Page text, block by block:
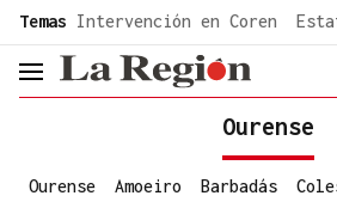
common.go-to-content
Temas Intervención en Coren
header.menu.open
Ourense
Ourense Amoeiro Barbadás